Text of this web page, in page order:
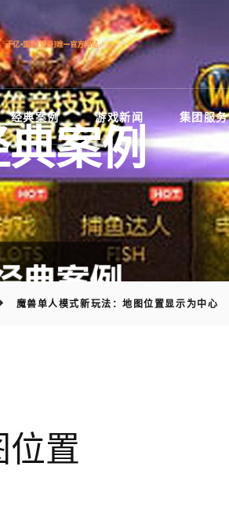
经典案例 游戏新闻 集团服务
案例
魔兽单人模式新玩法：地图位置显示为中心
位置